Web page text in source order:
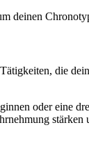
deinen
die
oder eine